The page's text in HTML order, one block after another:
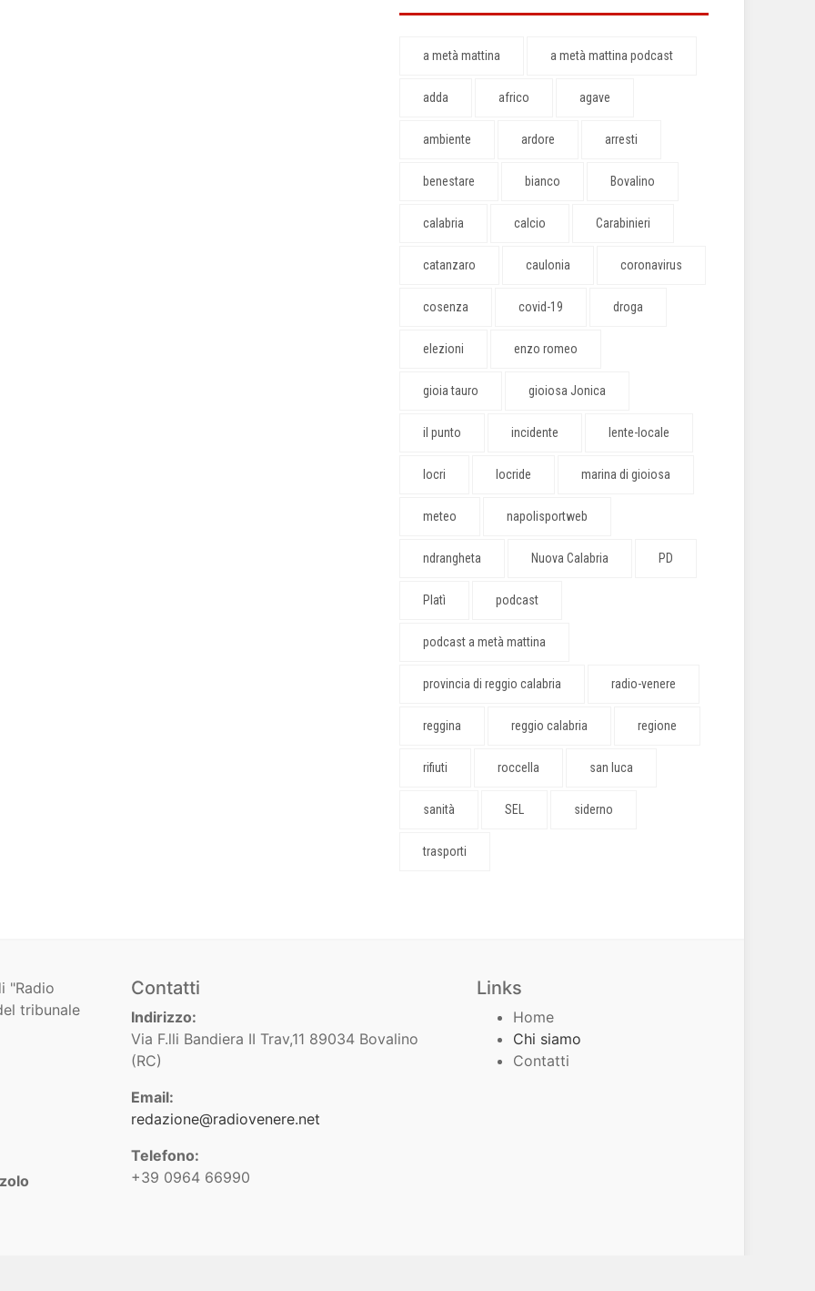
a metà mattina a metà mattina podcast
adda africo agave
ambiente ardore arresti
benestare bianco Bovalino
calabria calcio Carabinieri
catanzaro caulonia coronavirus
cosenza covid-19 droga
elezioni enzo romeo
gioia tauro gioiosa Jonica
il punto incidente lente-locale
locri locride marina di gioiosa
meteo napolisportweb
ndrangheta Nuova Calabria PD
Platì podcast
podcast a metà mattina
provincia di reggio calabria radio-venere
reggina reggio calabria regione
rifiuti roccella san luca
sanità SEL siderno
trasporti
"Radio
tribunale
Contatti
Indirizzo:
Via F.lli Bandiera II Trav,11 89034 Bovalino
(RC)
Email:
redazione@radiovenere.net
Telefono:
+39 0964 66990
Links
Home
Chi siamo
Contatti